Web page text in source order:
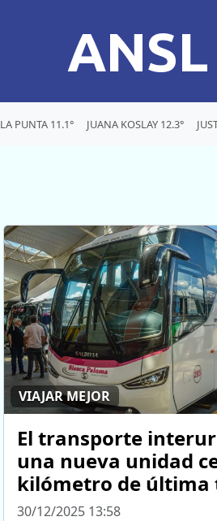
ANSL
LA PUNTA 11.1° JUANA KOSLAY 12.3°
VIAJAR MEJOR
El transporte
una nueva unidad
kilómetro de última
30/12/2025 13:58